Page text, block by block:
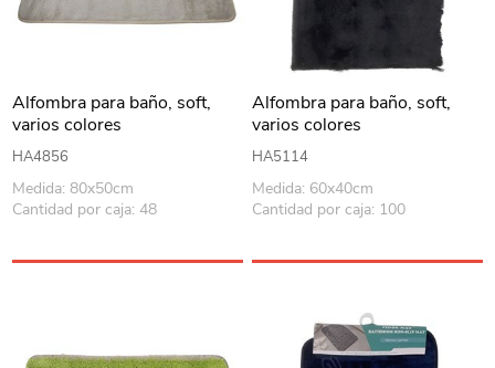
Alfombra para baño, soft,
varios colores
HA4856
Medida: 80x50cm
Cantidad por caja: 48
Alfombra para baño, soft,
varios colores
HA5114
Medida: 60x40cm
Cantidad por caja: 100